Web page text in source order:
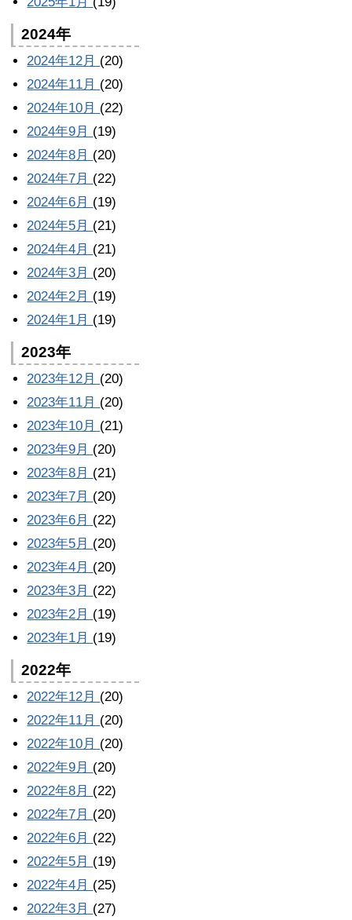
2024年
2024年12月 (20)
2024年11月 (20)
2024年10月 (22)
2024年9月 (19)
2024年8月 (20)
2024年7月 (22)
2024年6月 (19)
2024年5月 (21)
2024年4月 (21)
2024年3月 (20)
2024年2月 (19)
2024年1月 (19)
2023年
2023年12月 (20)
2023年11月 (20)
2023年10月 (21)
2023年9月 (20)
2023年8月 (21)
2023年7月 (20)
2023年6月 (22)
2023年5月 (20)
2023年4月 (20)
2023年3月 (22)
2023年2月 (19)
2023年1月 (19)
2022年
2022年12月 (20)
2022年11月 (20)
2022年10月 (20)
2022年9月 (20)
2022年8月 (22)
2022年7月 (20)
2022年6月 (22)
2022年5月 (19)
2022年4月 (25)
2022年3月 (27)